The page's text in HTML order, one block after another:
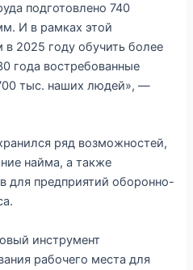
подготовлено 740
И в рамках этой
2025 году обучить более
года востребованные
тыс. наших людей», —
ряд возможностей,
найма, а также
для предприятий оборонно-
инструмент
рабочего места для